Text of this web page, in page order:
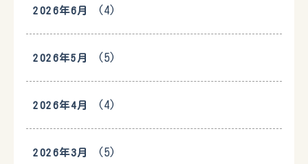
2026年6月 (4)
2026年5月 (5)
2026年4月 (4)
2026年3月 (5)